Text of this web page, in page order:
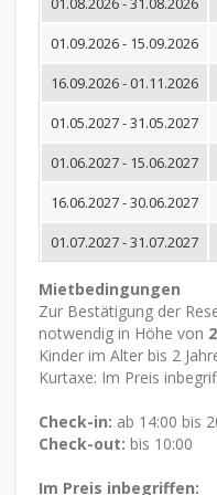
01.09.2026 - 15.09.2026
16.09.2026 - 01.11.2026
01.05.2027 - 31.05.2027
01.06.2027 - 15.06.2027
16.06.2027 - 30.06.2027
01.07.2027 - 31.07.2027
Mietbedingungen
Zur Bestätigung der
notwendig in Höhe von
Kinder im Alter bis 2
Kurtaxe: Im Preis
Check-in: ab 14:00 bis
Check-out: bis 10:00
Im Preis inbegriffen: